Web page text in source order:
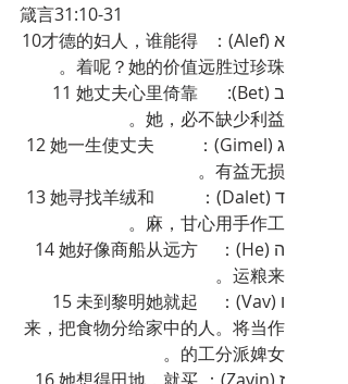
箴言31:10-31
א (Alef)：	10才德的妇人，谁能得
着呢？她的价值远胜过珍珠。
ב (Bet):	11 她丈夫心里倚靠
她，必不缺少利益。
ג (Gimel)：	12 她一生使丈夫
有益无损。
ד (Dalet)：	13 她寻找羊绒和
麻，甘心用手作工。
ה (He)：	14 她好像商船从远方
运粮来。
ו (Vav)：	15 未到黎明她就起
来，把食物分给家中的人。将当作
的工分派婢女。